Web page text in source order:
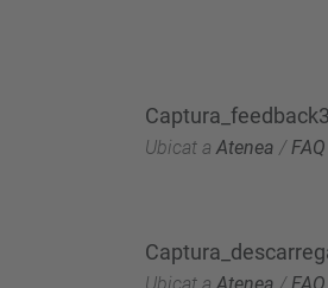
Ubicat a Atenea /FAQ
Ubicat a Atenea / FAQ